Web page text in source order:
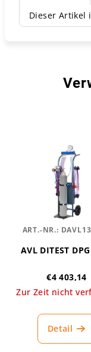
Dieser Artikel
AVL DITEST
€4 403,14
Zur Zeit nicht
Detail
ART.-NR.: